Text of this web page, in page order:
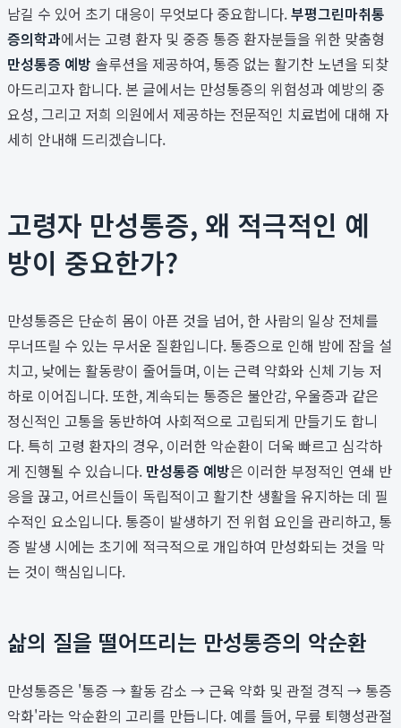
남길 수 있어 초기 대응이 무엇보다 중요합니다.부평그린마취통
증의학과에서는 고령 환자 및 중증 통증 환자분들을 위한 맞춤형
만성통증 예방 솔루션을 제공하여, 통증 없는 활기찬 노년을 되찾
아드리고자 합니다. 본 글에서는 만성통증의 위험성과 예방의 중
요성, 그리고 저희 의원에서 제공하는 전문적인 치료법에 대해 자
세히 안내해 드리겠습니다.
고령자 만성통증, 왜 적극적인 예
방이 중요한가?
만성통증은 단순히 몸이 아픈 것을 넘어, 한 사람의 일상 전체를
무너뜨릴 수 있는 무서운 질환입니다. 통증으로 인해 밤에 잠을 설
치고, 낮에는 활동량이 줄어들며, 이는 근력 약화와 신체 기능 저
하로 이어집니다. 또한, 계속되는 통증은 불안감, 우울증과 같은
정신적인 고통을 동반하여 사회적으로 고립되게 만들기도 합니
다. 특히 고령 환자의 경우, 이러한 악순환이 더욱 빠르고 심각하
게 진행될 수 있습니다. 만성통증 예방은 이러한 부정적인 연쇄 반
응을 끊고, 어르신들이 독립적이고 활기찬 생활을 유지하는 데 필
수적인 요소입니다. 통증이 발생하기 전 위험 요인을 관리하고, 통
증 발생 시에는 초기에 적극적으로 개입하여 만성화되는 것을 막
는 것이 핵심입니다.
삶의 질을 떨어뜨리는 만성통증의 악순환
만성통증은 '통증 → 활동 감소 → 근육 약화 및 관절 경직 → 통증
악화'라는 악순환의 고리를 만듭니다. 예를 들어, 무릎 퇴행성관절